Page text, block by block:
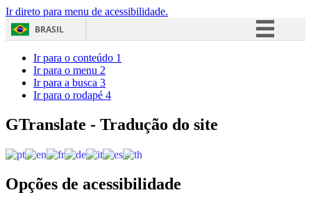
Ir direto para menu de acessibilidade.
BRASIL
Acesso à informação
Ir para o conteúdo 1
Ir para o menu 2
Ir para a busca 3
Ir para o rodapé 4
GTranslate - Tradução do site
Opções de acessibilidade